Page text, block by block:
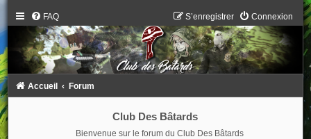
FAQ Connexion
S’enregistrer
Accueil Forum
Club Des Bâtards
Bienvenue sur le forum du Club Des Bâtards